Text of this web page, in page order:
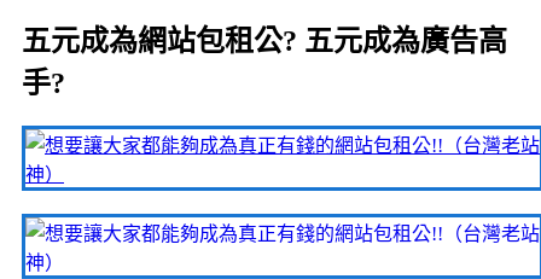
五元成為網站包租公? 五元成為廣告高
手?